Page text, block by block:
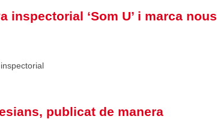
inspectorial ‘Som U’ i marca nous
publicat de manera